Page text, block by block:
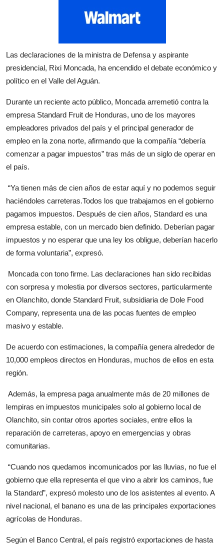
Las declaraciones de la ministra de Defensa y aspirante
presidencial, Rixi Moncada, ha encendido el debate económico y
político en el Valle del Aguán.
Durante un reciente acto público, Moncada arremetió contra la
empresa Standard Fruit de Honduras, uno de los mayores
empleadores privados del país y el principal generador de
empleo en la zona norte, afirmando que la compañía “debería
comenzar a pagar impuestos” tras más de un siglo de operar en
el país.
“Ya tienen más de cien años de estar aquí y no podemos seguir
haciéndoles carreteras.Todos los que trabajamos en el gobierno
pagamos impuestos. Después de cien años, Standard es una
empresa estable, con un mercado bien definido. Deberían pagar
impuestos y no esperar que una ley los obligue, deberían hacerlo
de forma voluntaria”, expresó.
Moncada con tono firme. Las declaraciones han sido recibidas
con sorpresa y molestia por diversos sectores, particularmente
en Olanchito, donde Standard Fruit, subsidiaria de Dole Food
Company, representa una de las pocas fuentes de empleo
masivo y estable.
De acuerdo con estimaciones, la compañía genera alrededor de
10,000 empleos directos en Honduras, muchos de ellos en esta
región.
Además, la empresa paga anualmente más de 20 millones de
lempiras en impuestos municipales solo al gobierno local de
Olanchito, sin contar otros aportes sociales, entre ellos la
reparación de carreteras, apoyo en emergencias y obras
comunitarias.
“Cuando nos quedamos incomunicados por las lluvias, no fue el
gobierno que ella representa el que vino a abrir los caminos, fue
la Standard”, expresó molesto uno de los asistentes al evento. A
nivel nacional, el banano es una de las principales exportaciones
agrícolas de Honduras.
Según el Banco Central, el país registró exportaciones de hasta